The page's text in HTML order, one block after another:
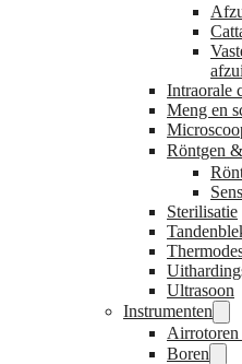
Intraorale
Meng en
Röntgen
Sterilisatie
Ultrasoon
Instrumenten
Airrotoren
Boren